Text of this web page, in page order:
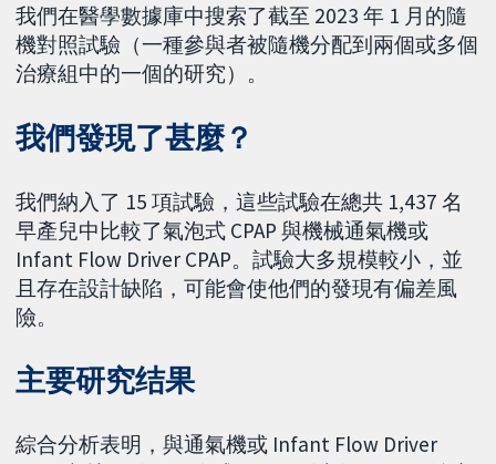
我們在醫學數據庫中搜索了截至 2023 年 1 月的隨
機對照試驗（一種參與者被隨機分配到兩個或多個
治療組中的一個的研究）。
我們發現了甚麼？
我們納入了 15 項試驗，這些試驗在總共 1,437 名
早產兒中比較了氣泡式 CPAP 與機械通氣機或
Infant Flow Driver CPAP。試驗大多規模較小，並
且存在設計缺陷，可能會使他們的發現有偏差風
險。
主要研究结果
綜合分析表明，與通氣機或 Infant Flow Driver